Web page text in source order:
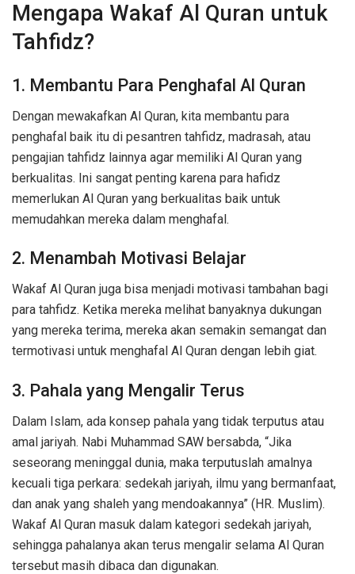
Mengapa Wakaf Al Quran untuk
Tahfidz?
1. Membantu Para Penghafal Al Quran
Dengan mewakafkan Al Quran, kita membantu para
penghafal baik itu di pesantren tahfidz, madrasah, atau
pengajian tahfidz lainnya agar memiliki Al Quran yang
berkualitas. Ini sangat penting karena para hafidz
memerlukan Al Quran yang berkualitas baik untuk
memudahkan mereka dalam menghafal.
2. Menambah Motivasi Belajar
Wakaf Al Quran juga bisa menjadi motivasi tambahan bagi
para tahfidz. Ketika mereka melihat banyaknya dukungan
yang mereka terima, mereka akan semakin semangat dan
termotivasi untuk menghafal Al Quran dengan lebih giat.
3. Pahala yang Mengalir Terus
Dalam Islam, ada konsep pahala yang tidak terputus atau
amal jariyah. Nabi Muhammad SAW bersabda, “Jika
seseorang meninggal dunia, maka terputuslah amalnya
kecuali tiga perkara: sedekah jariyah, ilmu yang bermanfaat,
dan anak yang shaleh yang mendoakannya” (HR. Muslim).
Wakaf Al Quran masuk dalam kategori sedekah jariyah,
sehingga pahalanya akan terus mengalir selama Al Quran
tersebut masih dibaca dan digunakan.